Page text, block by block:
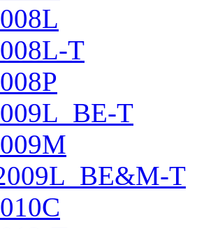
T
T
T